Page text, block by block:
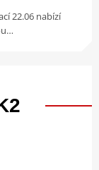
22.06 nabízí